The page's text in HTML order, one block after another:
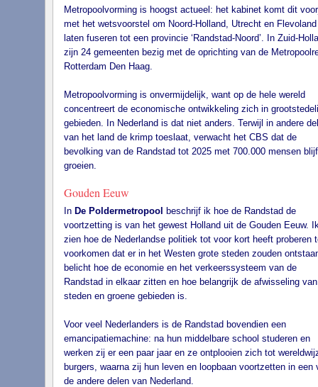
Metropoolvorming is hoogst actueel: het kabinet komt dit
met het wetsvoorstel om Noord-Holland, Utrecht en
laten fuseren tot een provincie ‘Randstad-Noord’. In Zuid-
zijn 24 gemeenten bezig met de oprichting van de
Rotterdam Den Haag.
Metropoolvorming is onvermijdelijk, want op de hele wereld
concentreert de economische ontwikkeling zich in
gebieden. In Nederland is dat niet anders. Terwijl in andere
van het land de krimp toeslaat, verwacht het CBS dat de
bevolking van de Randstad tot 2025 met 700.000 mensen
groeien.
Gouden Eeuw
InDe Poldermetropool
beschrijf ik hoe de Randstad de
voortzetting is van het gewest Holland uit de Gouden Eeuw.
zien hoe de Nederlandse politiek tot voor kort heeft proberen
voorkomen dat er in het Westen grote steden zouden
belicht hoe de economie en het verkeerssysteem van de
Randstad in elkaar zitten en hoe belangrijk de afwisseling van
steden en groene gebieden is.
Voor veel Nederlanders is de Randstad bovendien een
emancipatiemachine: na hun middelbare school studeren en
werken zij er een paar jaar en ze ontplooien zich tot
burgers, waarna zij hun leven en loopbaan voortzetten in een
de andere delen van Nederland.